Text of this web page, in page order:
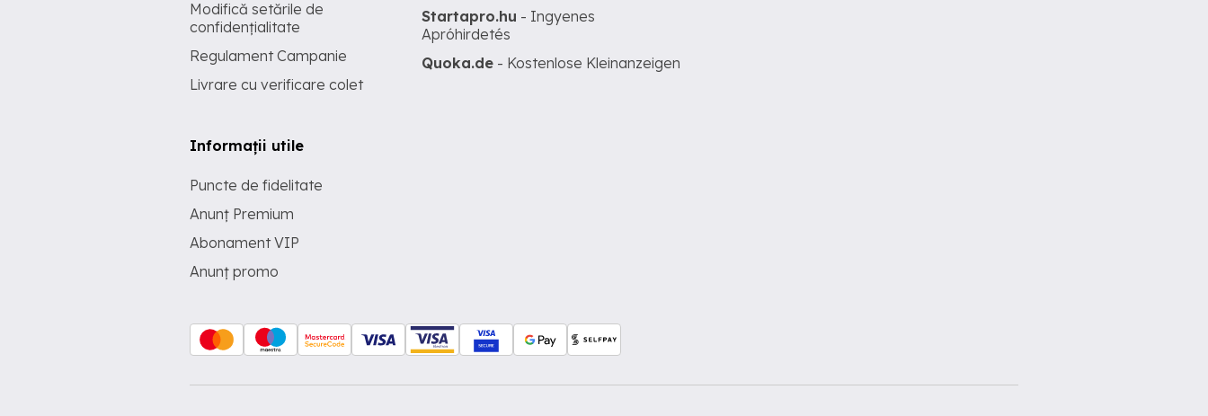
Modifică setările de
confidențialitate
Regulament Campanie
Livrare cu verificare colet
Informații utile
Puncte de fidelitate
Anunț Premium
Abonament VIP
Anunț promo
Startapro.hu - Ingyenes
Apróhirdetés
Quoka.de - Kostenlose Kleinanzeigen